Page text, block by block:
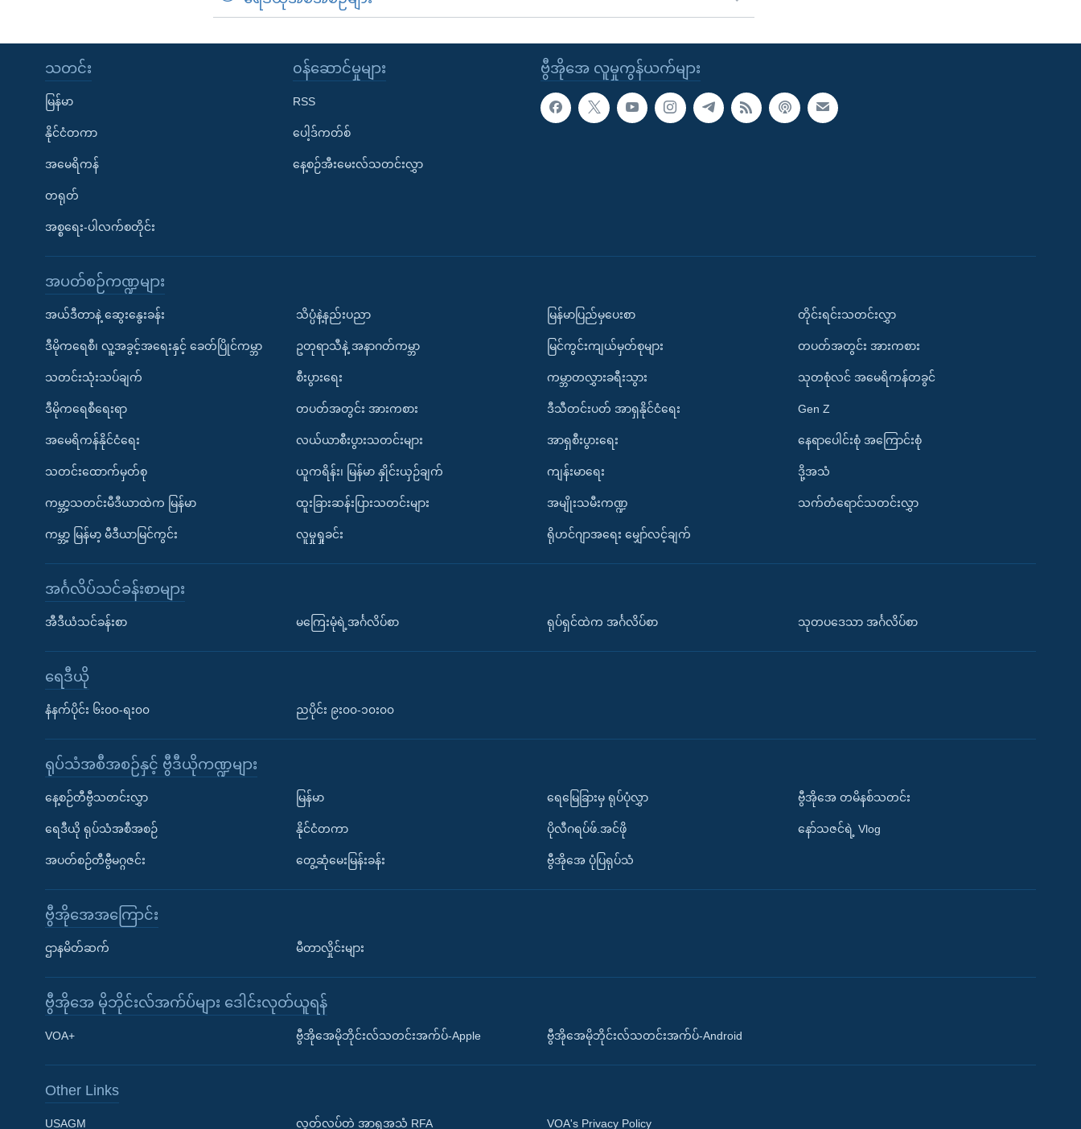
Learning English
ဗွီအိုအေ လူမှုကွန်ယက်များ
သတင်း
မြန်မာ
နိုင်ငံတကာ
အမေရိကန်
တရုတ်
အစ္စရေး-ပါလက်စတိုင်း
၀န်ဆောင်မှုများ
RSS
ပေါ့ဒ်ကတ်စ်
နေ့စဉ်အီးမေးလ်သတင်းလွှာ
အပတ်စဉ်ကဏ္ဍများ
အယ်ဒီတာနဲ့ ဆွေးနွေးခန်း
ဒီမိုကရေစီ၊ လူ့အခွင့်အရေးနှင့် ခေတ်ပြိုင်ကမ္ဘာ
သတင်းသုံးသပ်ချက်
ဒီမိုကရေစီရေးရာ
အမေရိကန်နိုင်ငံရေး
သတင်းထောက်မှတ်စု
ကမ္ဘာ့သတင်းမီဒီယာထဲက မြန်မာ
ကမ္ဘာ့ မြန်မာ့ မီဒီယာမြင်ကွင်း
သိပ္ပံနဲ့နည်းပညာ
ဥတုရာသီနဲ့ အနာဂတ်ကမ္ဘာ
စီးပွားရေး
တပတ်အတွင်း အားကစား
လယ်ယာစီးပွားသတင်းများ
ယူကရိန်း၊ မြန်မာ နှိုင်းယှဉ်ချက်
ထူးခြားဆန်းပြားသတင်းများ
လူမှုရှုခင်း
မြန်မာပြည်မှပေးစာ
မြင်ကွင်းကျယ်မှတ်စုများ
ကမ္ဘာတလွှားခရီးသွား
ဒီသီတင်းပတ် အာရှနိုင်ငံရေး
အာရှစီးပွားရေး
ကျန်းမာရေး
အမျိုးသမီးကဏ္ဍ
ရိုဟင်ဂျာအရေး မျှော်လင့်ချက်
တိုင်းရင်းသတင်းလွှာ
တပတ်အတွင်း အားကစား
သုတစုံလင် အမေရိကန်တခွင်
Gen Z
နေရာပေါင်းစုံ အကြောင်းစုံ
ဒို့အသံ
သက်တံရောင်သတင်းလွှာ
အင်္ဂလိပ်သင်ခန်းစာများ
အီဒီယံသင်ခန်းစာ မကြေးမုံရဲ့အင်္ဂလိပ်စာ ရုပ်ရှင်ထဲက အင်္ဂလိပ်စာ သုတပဒေသာ အင်္ဂလိပ်စာ
ရေဒီယို
နံနက်ပိုင်း ၆း၀၀-ရး၀၀ ညပိုင်း ၉း၀၀-၁၀း၀၀
ရုပ်သံအစီအစဉ်နှင့် ဗွီဒီယိုကဏ္ဍများ
နေ့စဉ်တီဗွီသတင်းလွှာ
ရေဒီယို ရုပ်သံအစီအစဉ်
အပတ်စဉ်တီဗွီမဂ္ဂဇင်း
မြန်မာ
နိုင်ငံတကာ
တွေ့ဆုံမေးမြန်းခန်း
ရေမြေခြားမှ ရုပ်ပုံလွှာ
ပိုလီဂရပ်ဖ်.အင်ဖို
ဗွီအိုအေ ပုံပြရုပ်သံ
ဗွီအိုအေ တမိနစ်သတင်း
နော်သဇင်ရဲ့ Vlog
ဗွီအိုအေအကြောင်း
ဌာနမိတ်ဆက် မီတာလှိုင်းများ
ဗွီအိုအေ မိုဘိုင်းလ်အက်ပ်များ ဒေါင်းလုတ်ယူရန်
VOA+ ဗွီအိုအေမိုဘိုင်းလ်သတင်းအက်ပ်-Apple ဗွီအိုအေမိုဘိုင်းလ်သတင်းအက်ပ်-Android
Other Links
USAGM လွတ်လပ်တဲ့ အာရှအသံ RFA VOA's Privacy Policy